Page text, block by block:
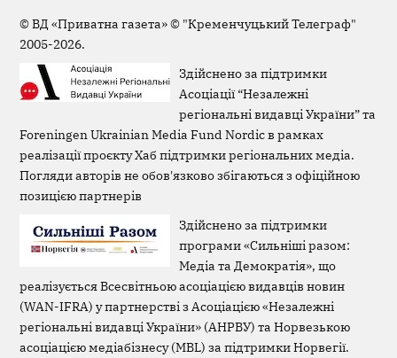
©ВД «Приватна газета»© "Кременчуцький Телеграф"
2005-2026.
Здійснено за підтримки
Асоціації “Незалежні
регіональні видавці України” та
Foreningen Ukrainian Media Fund Nordic в рамках
реалізації проєкту Хаб підтримки регіональних медіа.
Погляди авторів не обов'язково збігаються з офіційною
позицією партнерів
Здійснено за підтримки
програми «Сильніші разом:
Медіа та Демократія», що
реалізується Всесвітньою асоціацією видавців новин
(WAN-IFRA) у партнерстві з Асоціацією «Незалежні
регіональні видавці України» (АНРВУ) та Норвезькою
асоціацією медіабізнесу (MBL) за підтримки Норвегії.